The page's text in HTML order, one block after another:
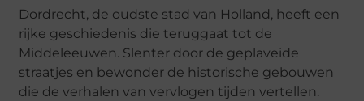
Dordrecht, de oudste stad van Holland, heeft een
rijke geschiedenis die teruggaat tot de
Middeleeuwen. Slenter door de geplaveide
straatjes en bewonder de historische gebouwen
die de verhalen van vervlogen tijden vertellen.